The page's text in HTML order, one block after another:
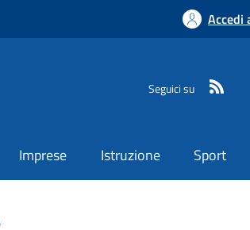
Accedi
Seguici su
Imprese Istruzione Sport